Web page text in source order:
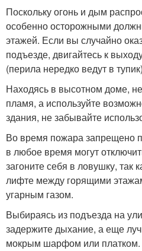
Поскольку огонь и дым
особенно осторожными
этажей. Если вы случайно
подъезде, двигайтесь к
(перила нередко ведут в
Находясь в высотном доме, не
пламя, а используйте
здания, не забывайте
Во время пожара запрещено
в любое время могут
загоните себя в ловушку, так
лифте между горящими
угарным газом.
Выбираясь из подъезда на
задержите дыхание, а еще
мокрым шарфом или платком.